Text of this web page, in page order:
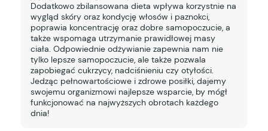
Dodatkowo zbilansowana dieta wpływa korzystnie na
wygląd skóry oraz kondycję włosów i paznokci,
poprawia koncentrację oraz dobre samopoczucie, a
także wspomaga utrzymanie prawidłowej masy
ciała. Odpowiednie odżywianie zapewnia nam nie
tylko lepsze samopoczucie, ale także pozwala
zapobiegać cukrzycy, nadciśnieniu czy otyłości.
Jedząc pełnowartościowe i zdrowe posiłki, dajemy
swojemu organizmowi najlepsze wsparcie, by mógł
funkcjonować na najwyższych obrotach każdego
dnia!